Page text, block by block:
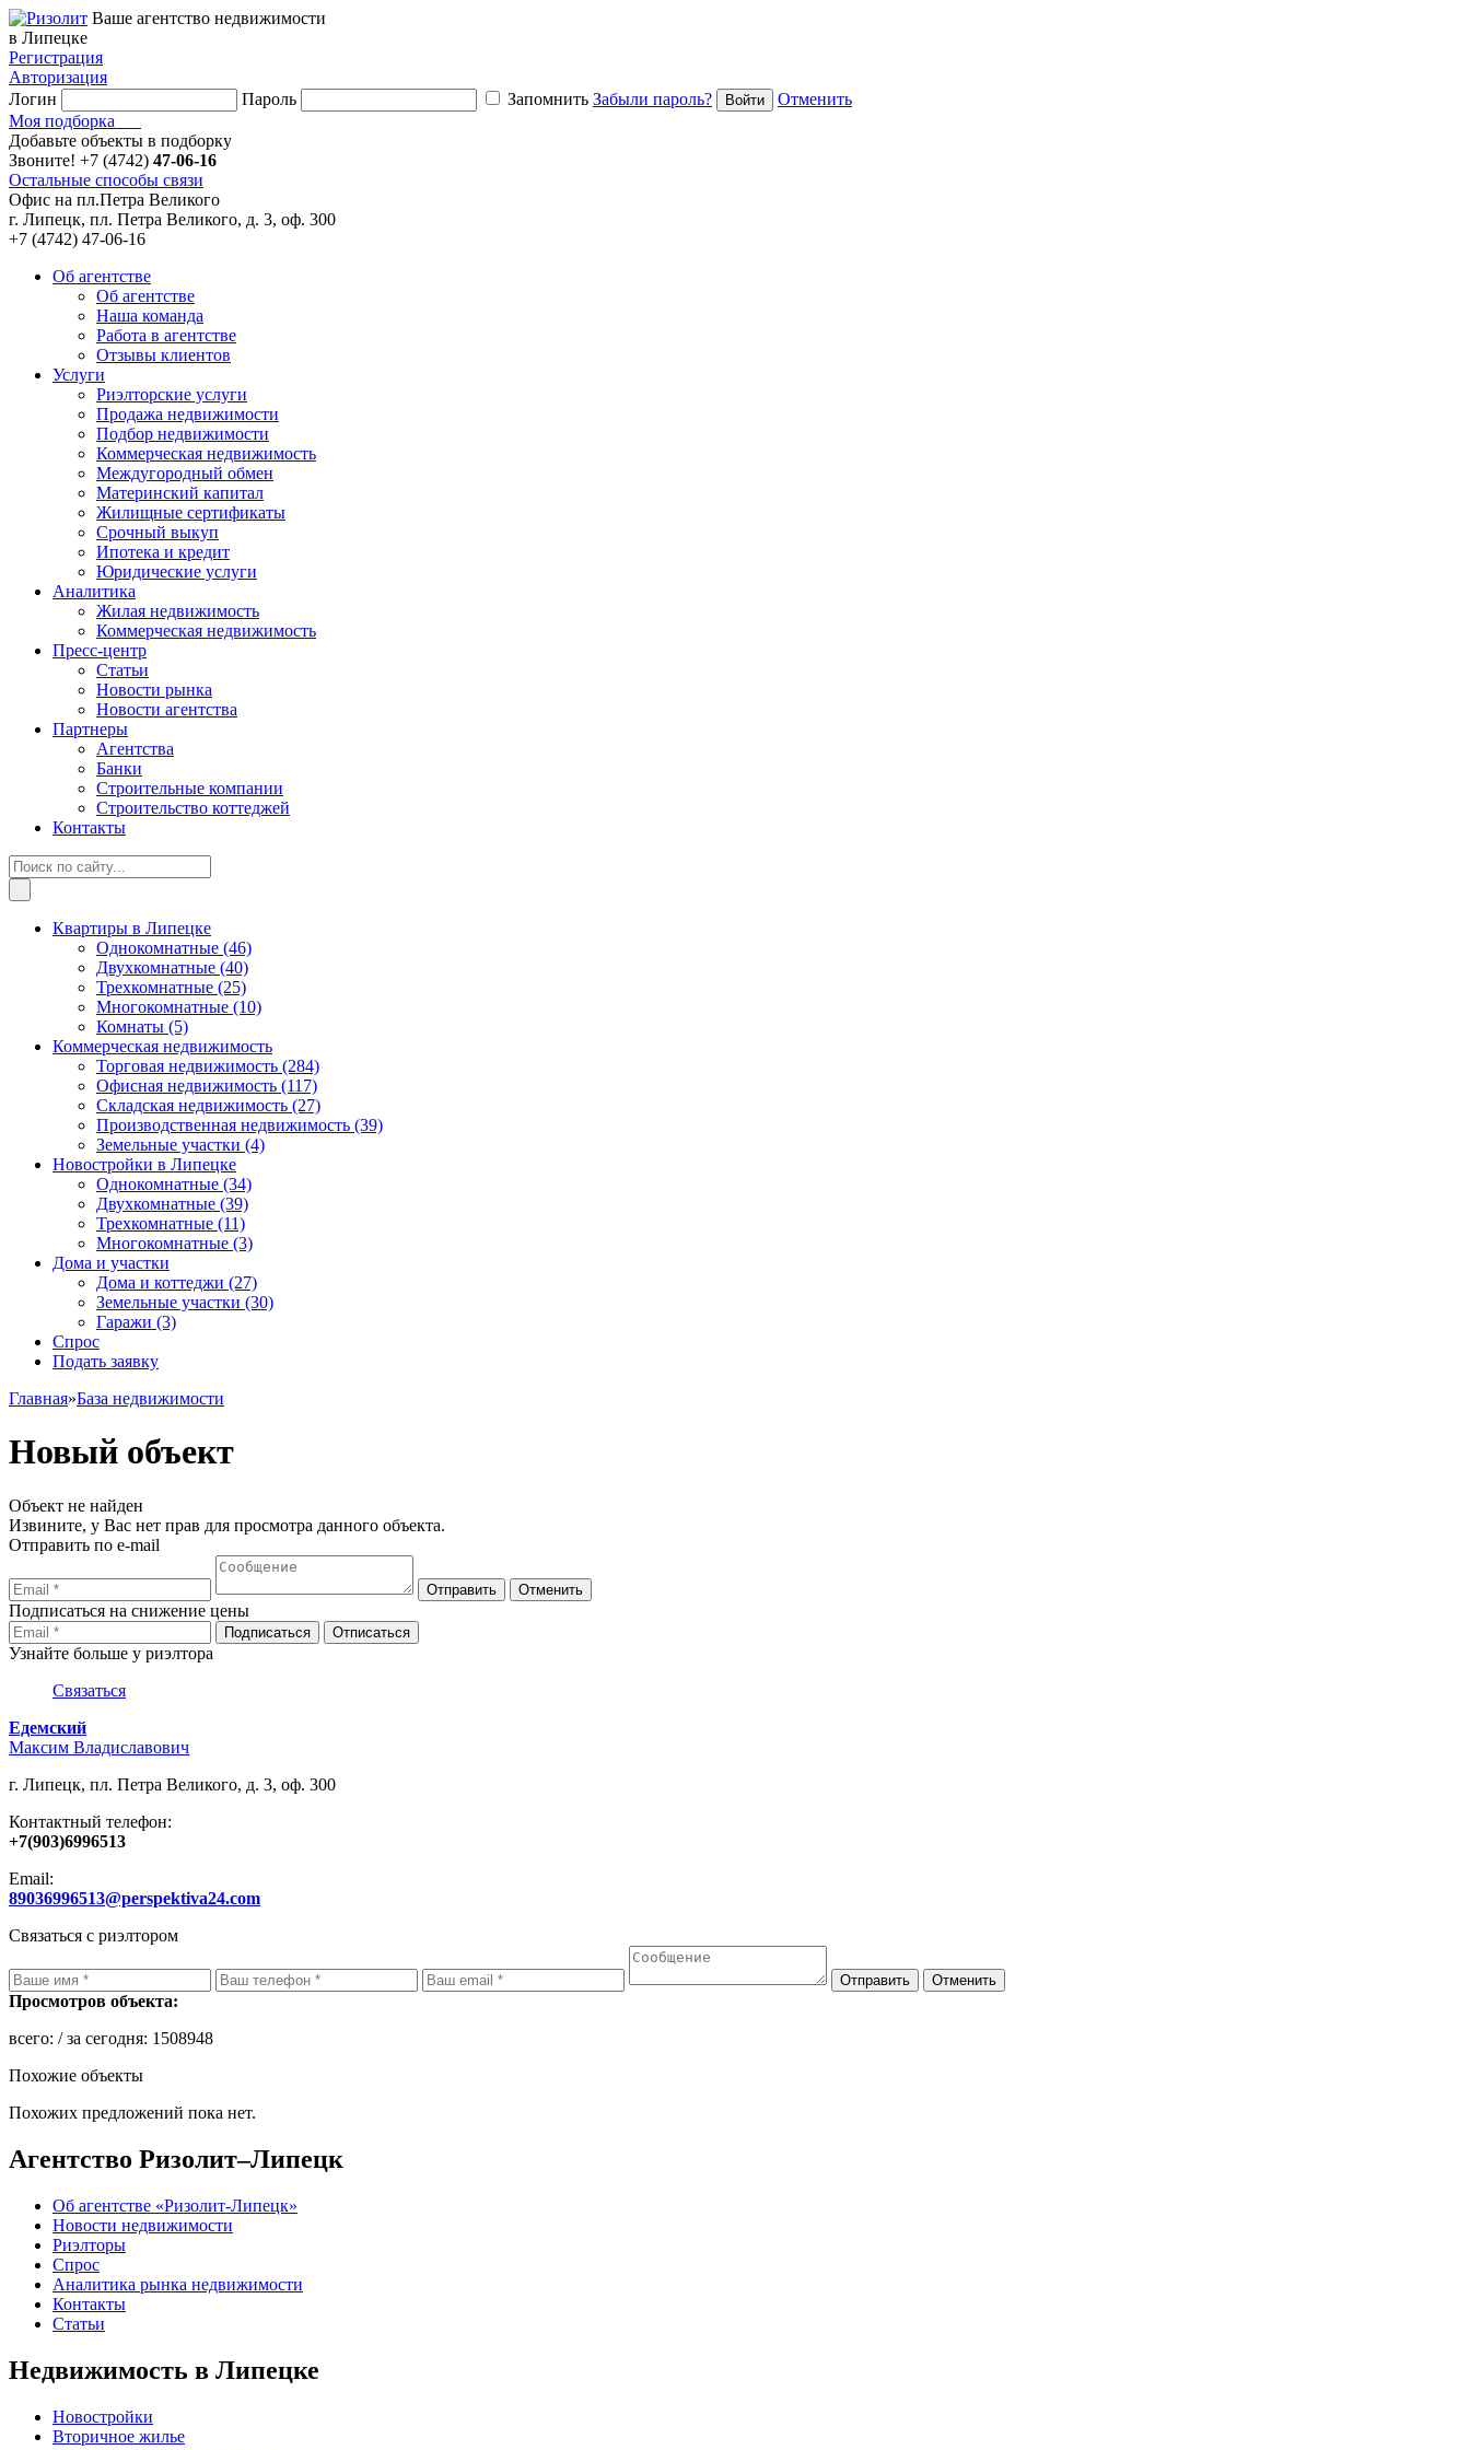
Ваше агентство недвижимости
в Липецке
Регистрация
Авторизация
Логин
Пароль Запомнить Забыли пароль?
Отменить
Моя подборка
Добавьте объекты в подборку
Звоните! +7 (4742) 47-06-16
Остальные способы связи
Офис на пл.Петра Великого
г. Липецк, пл. Петра Великого, д. 3, оф. 300
+7 (4742) 47-06-16
Об агентстве
Об агентстве
Наша команда
Работа в агентстве
Отзывы клиентов
Услуги
Риэлторские услуги
Продажа недвижимости
Подбор недвижимости
Коммерческая недвижимость
Междугородный обмен
Материнский капитал
Жилищные сертификаты
Срочный выкуп
Ипотека и кредит
Юридические услуги
Аналитика
Жилая недвижимость
Коммерческая недвижимость
Пресс-центр
Статьи
Новости рынка
Новости агентства
Партнеры
Агентства
Банки
Строительные компании
Строительство коттеджей
Контакты
Квартиры в Липецке
Однокомнатные (46)
Двухкомнатные (40)
Трехкомнатные (25)
Многокомнатные (10)
Комнаты (5)
Коммерческая недвижимость
Торговая недвижимость (284)
Офисная недвижимость (117)
Складская недвижимость (27)
Производственная недвижимость (39)
Земельные участки (4)
Новостройки в Липецке
Однокомнатные (34)
Двухкомнатные (39)
Трехкомнатные (11)
Многокомнатные (3)
Дома и участки
Дома и коттеджи (27)
Земельные участки (30)
Гаражи (3)
Спрос
Подать заявку
Главная»База недвижимости
Новый объект
Объект не найден
Извините, у Вас нет прав для просмотра данного объекта.
Отправить по e-mail
Подписаться на снижение цены
Узнайте больше у риэлтора
Связаться
Едемский
Максим Владиславович
г. Липецк, пл. Петра Великого, д. 3, оф. 300
Контактный телефон:
+7(903)6996513
Email:
89036996513@perspektiva24.com
Связаться с риэлтором
Просмотров объекта:
всего: / за сегодня: 1508948
Похожие объекты
Похожих предложений пока нет.
Агентство Ризолит–Липецк
Об агентстве «Ризолит-Липецк»
Новости недвижимости
Риэлторы
Спрос
Аналитика рынка недвижимости
Контакты
Статьи
Недвижимость в Липецке
Новостройки
Вторичное жилье